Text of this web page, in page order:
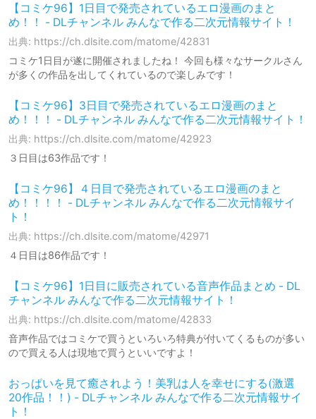
【コミケ96】1日目で発売されているエロ漫画のまと
め！！ - DLチャンネル みんなで作る二次元情報サイト！
出典: https://ch.dlsite.com/matome/42831
コミケ1日目が遂に開催されましたね！ 今回も様々なサークルさん
が多くの作品を出してくれているので楽しみです！
【コミケ96】3日目で発売されているエロ漫画のまと
め！！！ - DLチャンネル みんなで作る二次元情報サイト！
出典: https://ch.dlsite.com/matome/42923
３日目は63作品です！
【コミケ96】４日目で発売されているエロ漫画のまと
め！！！！ - DLチャンネル みんなで作る二次元情報サイ
ト！
出典: https://ch.dlsite.com/matome/42971
４日目は86作品です！
【コミケ96】1日目に販売されている音声作品まとめ - DL
チャンネル みんなで作る二次元情報サイト！
出典: https://ch.dlsite.com/matome/42833
音声作品ではコミケで買うといろいろ特典が付いてくるものが多い
ので買える人は現地で買うといいですよ！
おっぱいを見て癒されよう！美乳は人を幸せにする(激選
20作品！！) - DLチャンネル みんなで作る二次元情報サイ
ト！